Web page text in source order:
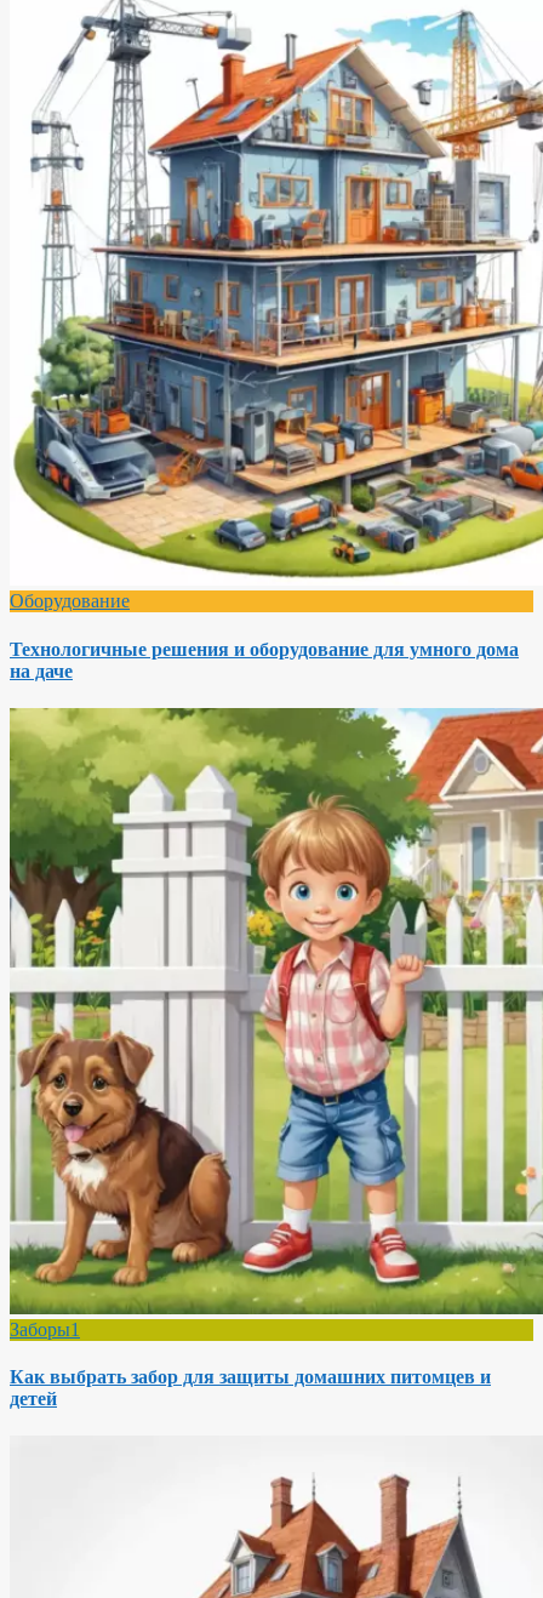
Оборудование
Технологичные решения и оборудование для умного дома
на даче
Заборы1
Как выбрать забор для защиты домашних питомцев и
детей